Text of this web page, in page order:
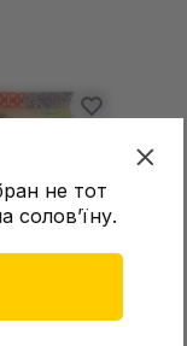
не тот
соловʼїну.